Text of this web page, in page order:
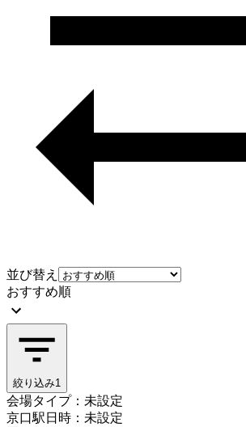
並び替え
おすすめ順
絞り込み1
会場タイプ：未設定
京口駅日時：未設定